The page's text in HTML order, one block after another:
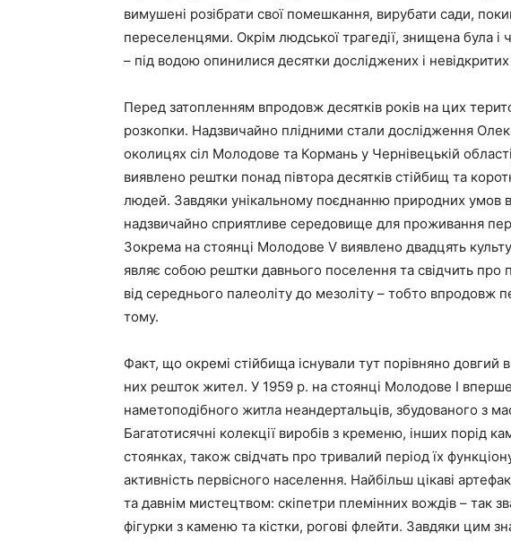
вимушені розібрати свої помешкання, вирубати сади,
переселенцями. Окрім людської трагедії, знищена була і
– під водою опинилися десятки досліджених і невідкритих
Перед затопленням впродовж десятків років на цих
розкопки. Надзвичайно плідними стали дослідження
околицях сіл Молодове та Кормань у Чернівецькій
виявлено рештки понад півтора десятків стійбищ та
людей. Завдяки унікальному поєднанню природних умов
надзвичайно сприятливе середовище для проживання
Зокрема на стоянці Молодове V виявлено двадцять
являє собою рештки давнього поселення та свідчить про
від середнього палеоліту до мезоліту – тобто впродовж
тому.
Факт, що окремі стійбища існували тут порівняно довгий
них решток жител. У 1959 р. на стоянці Молодове І
наметоподібного житла неандертальців, збудованого з
Багатотисячні колекції виробів з кременю, інших порід
стоянках, також свідчать про тривалий період їх
активність первісного населення. Найбільш цікаві
та давнім мистецтвом: скіпетри племінних вождів – так
фігурки з каменю та кістки, рогові флейти. Завдяки цим